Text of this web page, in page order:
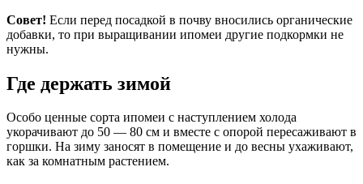
Совет! Если перед посадкой в почву вносились органические
добавки, то при выращивании ипомеи другие подкормки не
нужны.
Где держать зимой
Особо ценные сорта ипомеи с наступлением холода
укорачивают до 50 — 80 см и вместе с опорой пересаживают в
горшки. На зиму заносят в помещение и до весны ухаживают,
как за комнатным растением.